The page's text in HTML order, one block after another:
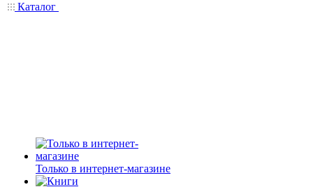
Каталог
Только в интернет-магазине